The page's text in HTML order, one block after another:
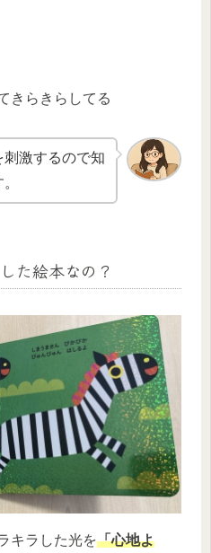
きらきらしてる
激するので知
た絵本なの？
キラした光を「心地よ